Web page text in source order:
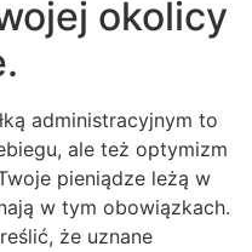
okolicy
administracyjnym to
ale też optymizm
pieniądze leżą w
w tym obowiązkach.
że uznane